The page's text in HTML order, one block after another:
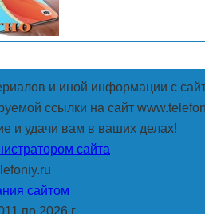
и иной информации с
ссылки на сайт
и удачи вам в ваших делах!
сайта
сайтом
по 2026 г.